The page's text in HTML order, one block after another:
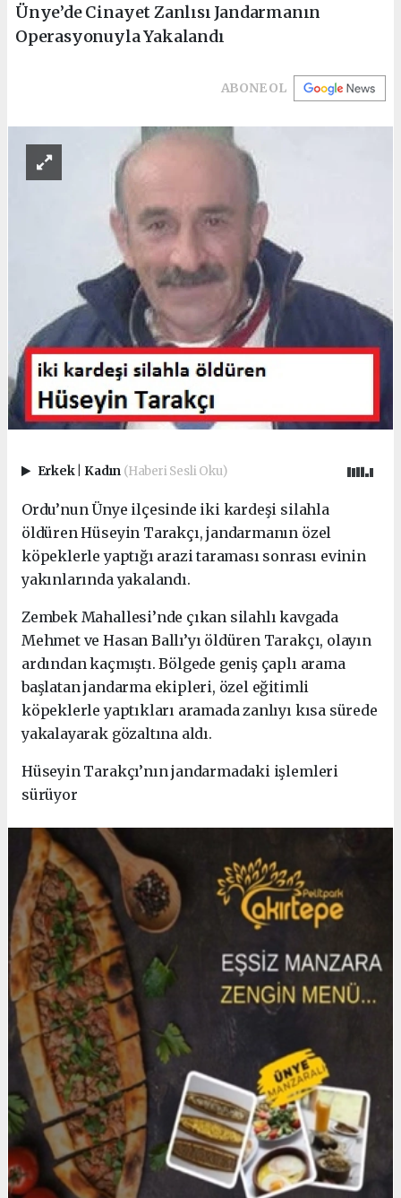
Ünye’de Cinayet Zanlısı Jandarmanın
Operasyonuyla Yakalandı
ABONE OL
Erkek Kadın (Haberi Sesli Oku)
Ordu’nun Ünye ilçesinde iki kardeşi silahla
öldüren Hüseyin Tarakçı, jandarmanın özel
köpeklerle yaptığı arazi taraması sonrası evinin
yakınlarında yakalandı.
Zembek Mahallesi’nde çıkan silahlı kavgada
Mehmet ve Hasan Ballı’yı öldüren Tarakçı, olayın
ardından kaçmıştı. Bölgede geniş çaplı arama
başlatan jandarma ekipleri, özel eğitimli
köpeklerle yaptıkları aramada zanlıyı kısa sürede
yakalayarak gözaltına aldı.
Hüseyin Tarakçı’nın jandarmadaki işlemleri
sürüyor